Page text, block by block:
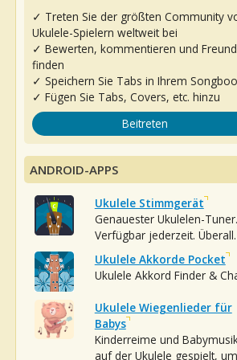
✓ Treten Sie der größten Community
Ukulele-Spielern weltweit bei
✓ Bewerten, kommentieren und
finden
✓ Speichern Sie Tabs in Ihrem
✓ Fügen Sie Tabs, Covers, etc. hinzu
Beitreten
ANDROID-APPS
Ukulele Stimmgerät
Genauester Ukulelen-Tuner.
Verfügbar jederzeit. Überall.
Ukulele Akkorde Pocket
Ukulele Akkord Finder &
Ukulele Wiegenlieder für
Babys
Kinderreime und
auf der Ukulele gespielt, um